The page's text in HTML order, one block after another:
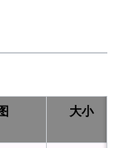
大小